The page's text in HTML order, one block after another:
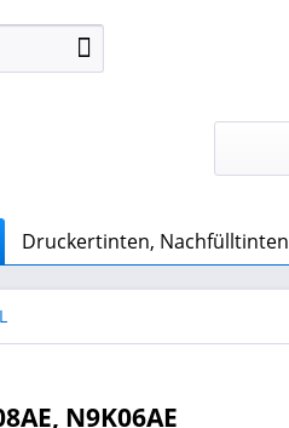
Druckertinten, Nachfülltinten
N9K06AE